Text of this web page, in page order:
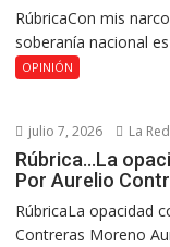
RúbricaCon mis
soberanía nacional
OPINIÓN
julio 7, 2026 La
Rúbrica…La
Por Aurelio
RúbricaLa opacidad
Contreras Moreno